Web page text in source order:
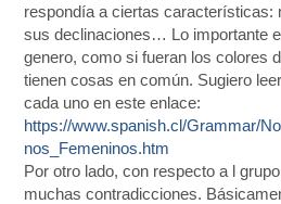
respondía a ciertas características:
sus declinaciones… Lo importante
genero, como si fueran los colores
tienen cosas en común. Sugiero
cada uno en este enlace:
https://www.spanish.cl/Grammar/
nos_Femeninos.htm
Por otro lado, con respecto a l
muchas contradicciones.